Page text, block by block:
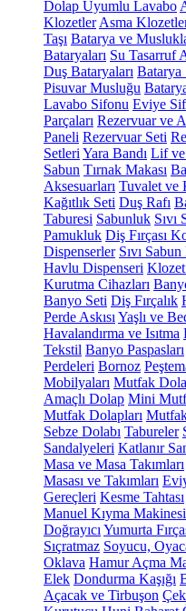
Dolap Uyumlu Lavabo
Klozetler Asma
Taşı Batarya ve
Bataryaları Su Tasarruf
Duş Bataryaları Batarya
Pisuvar Musluğu
Lavabo Sifonu Eviye
Parçaları Rezervuar ve
Paneli Rezervuar Seti
Setleri Yara Bandı Lif ve
Sabun Tırnak Makası
Aksesuarları Tuvalet ve
Kağıtlık Seti Duş Rafı
Taburesi Sabunluk Sıvı
Pamukluk Diş Fırçası
Dispenserler Sıvı
Havlu Dispenseri
Kurutma Cihazları
Banyo Seti Diş Fırçalık
Perde Askısı Yaşlı ve
Havalandırma ve Isıtma
Tekstil Banyo Paspasları
Perdeleri Bornoz
Mobilyaları Mutfak
Amaçlı Dolap Mini
Mutfak Dolapları
Sebze Dolabı Tabureler
Sandalyeleri Katlanır
Masa ve Masa Takımları
Masası ve Takımları
Gereçleri Kesme Tahtası
Manuel Kıyma Makinesi
Doğrayıcı Yumurta
Sıçratmaz Soyucu,
Oklava Hamur Açma
Elek Dondurma Kaşığı
Açacak ve Tirbuşon